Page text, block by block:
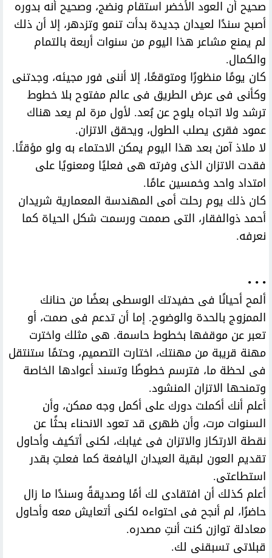
صحيح أن العود الأخضر استقام ونضج، وصحيح أنه بدوره
أصبح سندًا لعيدان جديدة بدأت تنمو وتزدهر، إلا أن ذلك
لم يمنع مشاعر هذا اليوم من سنوات أربعة بالتمام
والكمال.
كان يومًا منظورًا ومتوقعًا، إلا أننى فور مجيئه، وجدتنى
وكأنى فى عرض الطريق فى عالم مفتوح بلا خطوط
ترشد ولا اتجاه يلوح عن بُعد. لأول مرة لم يعد هناك
عمود فقرى يصلب الطول، ويحقق الاتزان.
لا ملاذ آمن بعد هذا اليوم يمكن الاحتماء به ولو مؤقتًا.
فقدت الاتزان الذى وفرته هى فعليًا ومعنويًا على
امتداد واحد وخمسين عامًا.
كان ذلك يوم رحلت أمى المهندسة المعمارية شريدان
أحمد ذوالفقار، التى صممت ورسمت شكل الحياة كما
نعرفه.
• • •
ألمح أحيانًا فى حفيدتك الوسطى بعضًا من حنانك
الممزوج بالحدة والوضوح. إما أن تدعم فى صمت، أو
تعبر عن موقفها بخطوط حاسمة. هى مثلك واخترت
مهنة قريبة من مهنتك، اختارت التصميم، وحتمًا ستنتقل
فى لحظة ما، فترسم خطوطًا وتسند أعوادها الخاصة
وتمنحها الاتزان المنشود.
أعلم أنك أكملت دورك على أكمل وجه ممكن، وأن
السنوات مرت، وأن ظهرى قد تعود الانحناء بحثًا عن
نقطة الارتكاز والاتزان فى غيابك، لكنى أتكيف وأحاول
تقديم العون لبقية العيدان اليافعة كما فعلتِ بقدر
استطاعتى.
أعلم كذلك أن افتقادى لك أمًا وصديقةً وسندًا ما زال
حاضرًا، لم أنجح فى احتواءه لكنى أتعايش معه وأحاول
معادلة توازن كنت أنتِ مصدره.
قبلاتى تسبقنى لك.